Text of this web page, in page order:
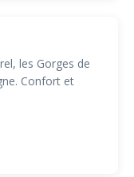
les Gorges de
Confort et